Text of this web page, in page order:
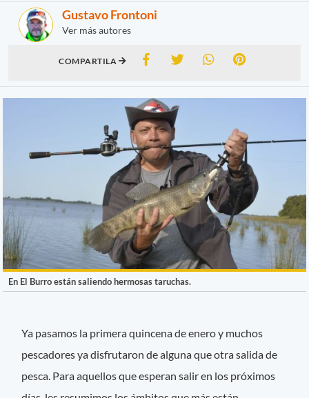
Gustavo Frontoni
Ver más autores
COMPARTILA
En El Burro están saliendo hermosas taruchas.
Ya pasamos la primera quincena de enero y muchos
pescadores ya disfrutaron de alguna que otra salida de
pesca. Para aquellos que esperan salir en los próximos